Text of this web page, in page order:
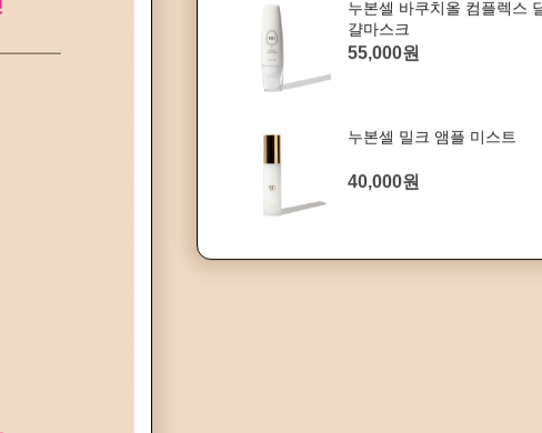
누본셀 바쿠치올 컴플렉스
걀마스크
55,000원
누본셀 밀크 앰플 미스트
40,000원